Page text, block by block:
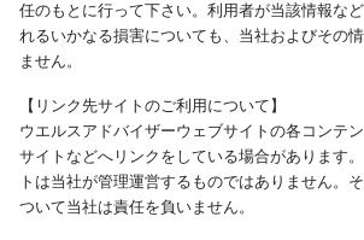
任のもとに行って下さい。利用者が当該情報な
れるいかなる損害についても、当社およびその
ません。
【リンク先サイトのご利用について】
ウエルスアドバイザーウェブサイトの各コンテ
サイトなどへリンクをしている場合があります
トは当社が管理運営するものではありません。
ついて当社は責任を負いません。